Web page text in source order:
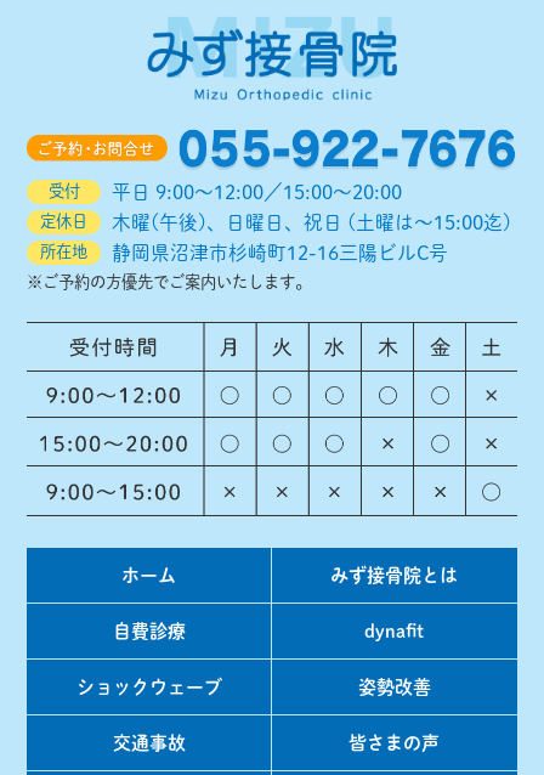
2021年12月(1)
2021年8月 (1)
2020年12月(1)
2020年9月(1)
2020年8月(1)
2020年3月 (1)
2016年4月 (1)
2015年10月 (1)
2015年8月 (1)
(2)
2015年4月
受付 平日 9:00～12:00／15:00～20:00
定休日 木曜(午後)、日曜日、祝日 (土曜は～15:00迄)
所在地 静岡県沼津市杉崎町12-16三陽ビルC号
※ご予約の方優先でご案内いたします。
ホーム みず接骨院とは
自費診療 dynafit
ショックウェーブ 姿勢改善
交通事故 皆さまの声